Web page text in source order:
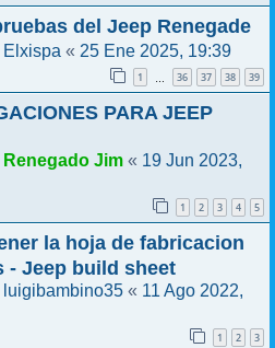
del Jeep Renegade
Elxispa « 25 Ene 2025, 19:39
1 36 37 38 39
PARA JEEP
Renegado Jim « 19 Jun 2023,
1 2 3 4 5
la hoja de fabricacion
- Jeep build sheet
luigibambino35 « 11 Ago 2022,
1 2 3